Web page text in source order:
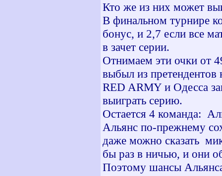
Кто же из них может
В финальном турнире
бонус, и 2,7 если все
в зачет серии.
Отнимаем эти очки от
выбыл из претендентов
RED ARMY и Одесса
выиграть серию.
Остается 4 команда:
Альянс по-прежнему
даже можно сказать
бы раз в ничью, и они
Поэтому шансы